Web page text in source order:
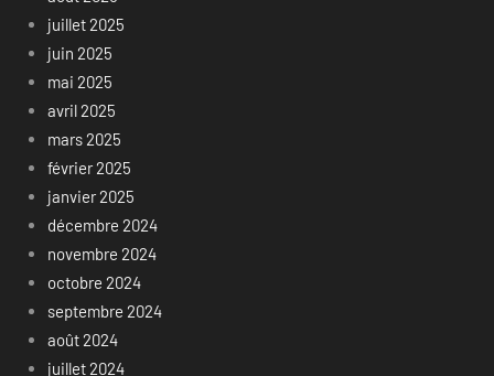
juillet 2025
juin 2025
mai 2025
avril 2025
mars 2025
février 2025
janvier 2025
décembre 2024
novembre 2024
octobre 2024
septembre 2024
août 2024
juillet 2024